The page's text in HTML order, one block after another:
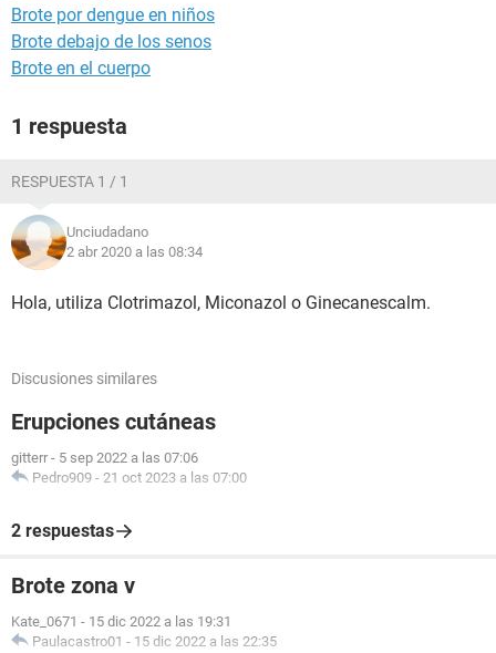
Brote por dengue en niños
Brote debajo de los senos
Brote en el cuerpo
1 respuesta
RESPUESTA 1 / 1
Unciudadano
2 abr 2020 a las 08:34
Hola, utiliza Clotrimazol, Miconazol o Ginecanescalm.
Discusiones similares
Erupciones cutáneas
gitterr - 5 sep 2022 a las 07:06
Pedro909 - 21 oct 2023 a las 07:00
2 respuestas
Brote zona v
Kate_0671 - 15 dic 2022 a las 19:31
Paulacastro01 - 15 dic 2022 a las 22:35